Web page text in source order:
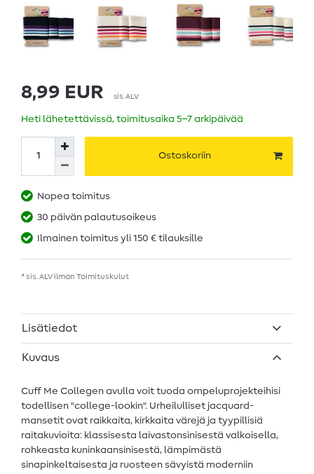
8,99 EUR sis. ALV
Heti lähetettävissä, toimitusaika 5–7 arkipäivää
Ostoskoriin
Nopea toimitus
30 päivän palautusoikeus
Ilmainen toimitus yli 150 € tilauksille
* sis. ALV ilman Toimituskulut
Lisätiedot
Kuvaus
Cuff Me Collegen avulla voit tuoda ompeluprojekteihisi
todellisen "college-lookin". Urheilulliset jacquard-
mansetit ovat raikkaita, kirkkaita värejä ja tyypillisiä
raitakuvioita: klassisesta laivastonsinisestä valkoisella,
rohkeasta kuninkaansinisestä, lämpimästä
sinapinkeltaisesta ja ruosteen sävyistä moderniin